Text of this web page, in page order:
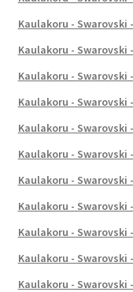
Kaulakoru - Swarovski
Kaulakoru - Swarovski
Kaulakoru - Swarovski
Kaulakoru - Swarovski
Kaulakoru - Swarovski
Kaulakoru - Swarovski
Kaulakoru -
Kaulakoru - Swarovski
Kaulakoru - Swarovski
Kaulakoru - Swarovski
Kaulakoru - Swarovski